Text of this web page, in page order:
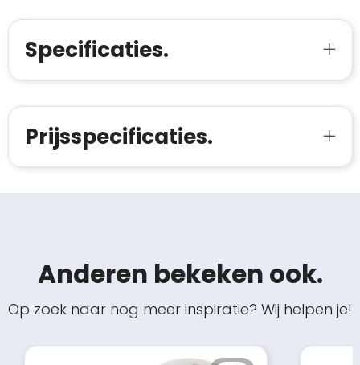
Specificaties.
Prijsspecificaties.
Anderen bekeken ook.
Op zoek naar nog meer inspiratie? Wij helpen je!